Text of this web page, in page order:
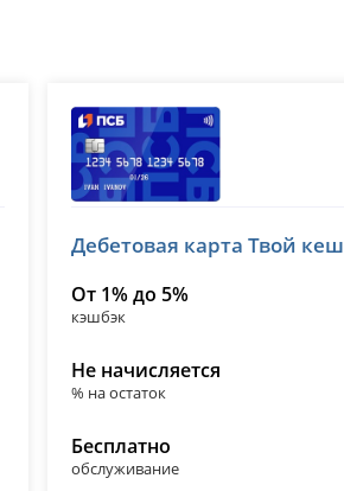
лицензия № 3251
Дебетовая карта Твой
От 1% до 5%
кэшбэк
Не начисляется
% на остаток
Бесплатно
обслуживание